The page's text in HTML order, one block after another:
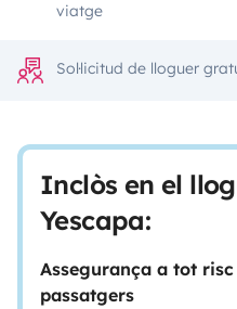
viatge
Sol·licitud de lloguer
Inclòs en el
Yescapa:
Assegurança a tot
passatgers